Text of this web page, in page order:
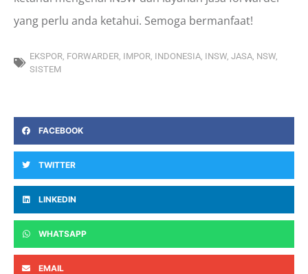
yang perlu anda ketahui. Semoga bermanfaat!
EKSPOR FORWARDER IMPOR INDONESIA INSW JASA NSW
SISTEM
FACEBOOK
TWITTER
LINKEDIN
WHATSAPP
EMAIL